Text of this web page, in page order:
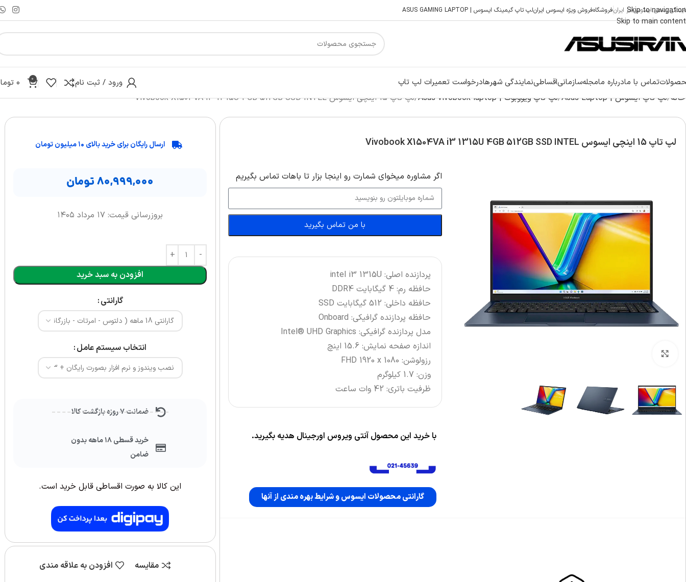
Skip to navigation
Skip to main content
رسمی ایسوس در ایرانفروشگاهفروش ویژه ایسوس ایرانلپ تاپ گیمینگ ایسوس | ASUS GAMING LAPTOP
تماس با مادرباره مامجلهسازمانیاقساطینمایندگی شهرهادرخواست تعمیرات لپ تاپ ورود / ثبت نام 0 ۰
خانه لپ تاپ ایسوس | Asus Laptop لپ تاپ ویووبوک | Asus vivobook laptop لپ تاپ 15 اینچی ایسوس Vivobook X1504VA i3 1315U 4GB 512GB SSD INTEL
لپ تاپ 15 اینچی ایسوس Vivobook X1504VA i3 1315U 4GB 512GB SSD INTEL
اگر‌ مشاوره میخوای شمارت رو اینجا بزار تا باهات تماس بگیریم
با من تماس بگیرید
پردازنده اصلی: intel i3 1315U
حافظه رم: 4 گیگابایت DDR4
حافظه داخلی: 512 گیگابایت SSD
حافظه پردازنده گرافیکی: Onboard
مدل پردازنده گرافیکی: Intel® UHD Graphics
اندازه صفحه نمایش: 15.6 اینچ
رزولوشن: FHD 1920 x 1080
وزن: 1.7 کیلوگرم
ظرفیت باتری: 42 وات ساعت
با خرید این محصول آنتی ویروس اورجینال هدیه بگیرید.
گارانتی محصولات ایسوس و شرایط بهره مندی از آنها
ارسال رایگان برای خرید بالای ۱۰ میلیون تومان
۸۰,۹۹۹,۰۰۰تومان
بروزرسانی قیمت: ۱۷ مرداد ۱۴۰۵
گارانتی
انتخاب سیستم عامل
افزودن به سبد خرید
ضمانت ۷ روزه بازگشت کالا
خرید قسطی ۱۸ ماهه بدون
ضامن
این کالا به صورت اقساطی قابل خرید است.
مقایسه
افزودن به علاقه مندی